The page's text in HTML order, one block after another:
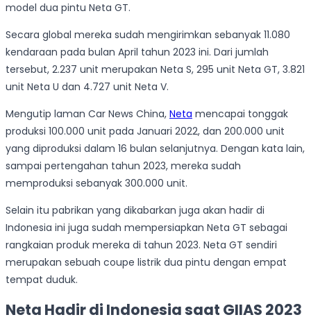
model dua pintu Neta GT.
Secara global mereka sudah mengirimkan sebanyak 11.080
kendaraan pada bulan April tahun 2023 ini. Dari jumlah
tersebut, 2.237 unit merupakan Neta S, 295 unit Neta GT, 3.821
unit Neta U dan 4.727 unit Neta V.
Mengutip laman Car News China, Neta mencapai tonggak
produksi 100.000 unit pada Januari 2022, dan 200.000 unit
yang diproduksi dalam 16 bulan selanjutnya. Dengan kata lain,
sampai pertengahan tahun 2023, mereka sudah
memproduksi sebanyak 300.000 unit.
Selain itu pabrikan yang dikabarkan juga akan hadir di
Indonesia ini juga sudah mempersiapkan Neta GT sebagai
rangkaian produk mereka di tahun 2023. Neta GT sendiri
merupakan sebuah coupe listrik dua pintu dengan empat
tempat duduk.
Neta Hadir di Indonesia saat GIIAS 2023